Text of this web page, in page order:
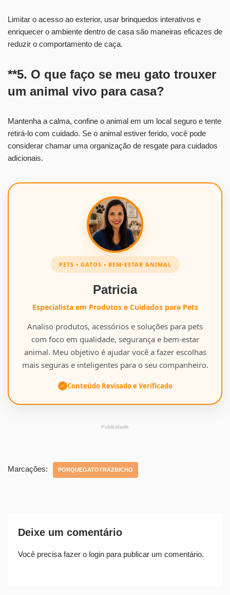
Limitar o acesso ao exterior, usar brinquedos interativos e
enriquecer o ambiente dentro de casa são maneiras eficazes de
reduzir o comportamento de caça.
**5. O que faço se meu gato trouxer
um animal vivo para casa?
Mantenha a calma, confine o animal em um local seguro e tente
retirá-lo com cuidado. Se o animal estiver ferido, você pode
considerar chamar uma organização de resgate para cuidados
adicionais.
PETS • GATOS • BEM-ESTAR ANIMAL
Patricia
Especialista em Produtos e Cuidados para Pets
Analiso produtos, acessórios e soluções para pets
com foco em qualidade, segurança e bem-estar
animal. Meu objetivo é ajudar você a fazer escolhas
mais seguras e inteligentes para o seu companheiro.
Conteúdo Revisado e Verificado
Publicidade
Marcações: PORQUEGATOTRAZBICHO
Deixe um comentário
Você precisa fazer o login para publicar um comentário.